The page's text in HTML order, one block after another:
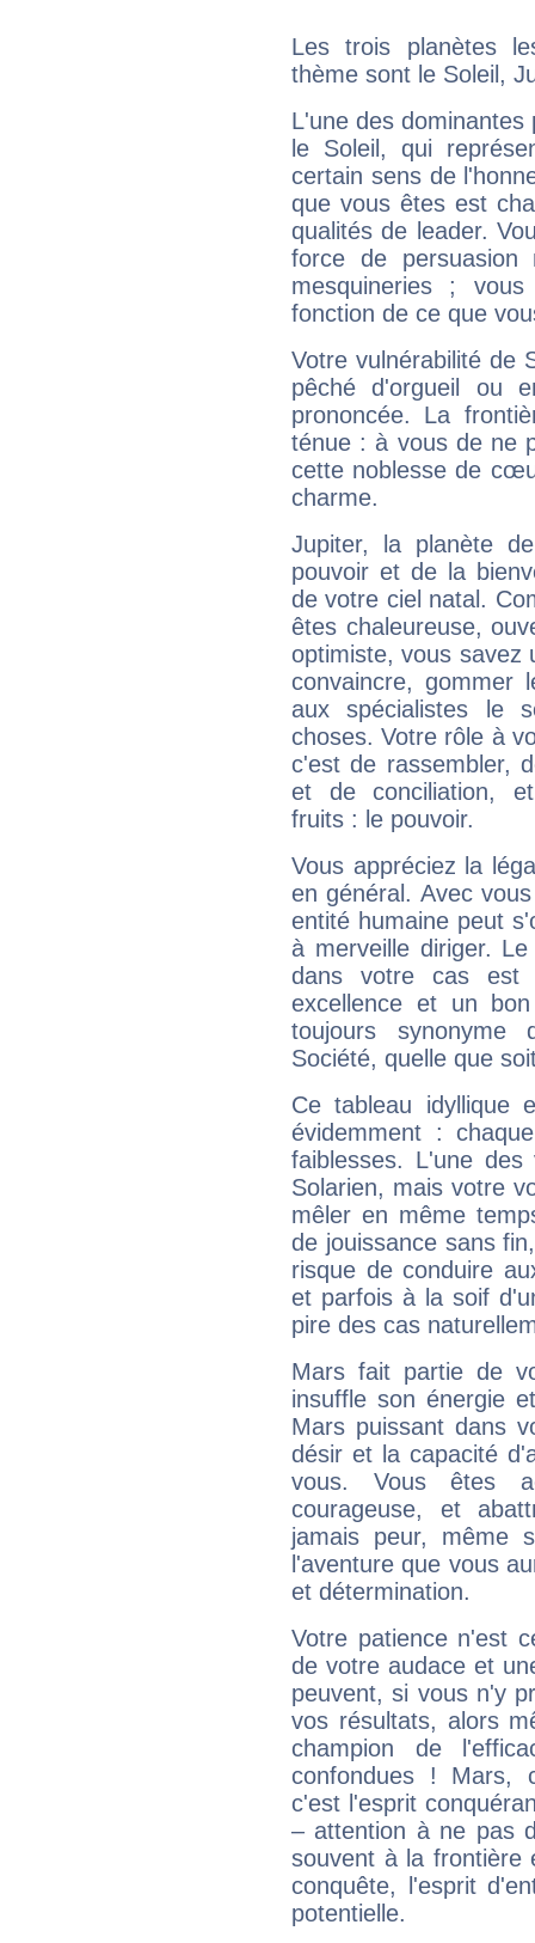
Les trois planètes
thème sont le Soleil,
L'une des
le Soleil, qui
certain sens de
que vous êtes est
qualités de leader.
force de
mesquineries ;
fonction de ce que
Votre vulnérabilité de
pêché d'orgueil ou
prononcée. La
ténue : à vous de ne
cette noblesse de
charme.
Jupiter, la planète
pouvoir et de la
de votre ciel natal.
êtes chaleureuse,
optimiste, vous savez
convaincre, gommer
aux spécialistes le
choses. Votre rôle à
c'est de rassembler,
et de conciliation,
fruits : le pouvoir.
Vous appréciez la
en général. Avec
entité humaine peut
à merveille diriger.
dans votre cas est
excellence et un
toujours synonyme
Société, quelle que
Ce tableau idyllique
évidemment :
faiblesses. L'une
Solarien, mais votre
mêler en même
de jouissance sans
risque de conduire
et parfois à la soif
pire des cas
Mars fait partie de
insuffle son énergie
Mars puissant dans
désir et la capacité
vous. Vous êtes
courageuse, et
jamais peur, même
l'aventure que vous
et détermination.
Votre patience n'est
de votre audace et
peuvent, si vous n'y
vos résultats, alors
champion de
confondues ! Mars,
c'est l'esprit
– attention à ne pas
souvent à la frontière
conquête, l'esprit
potentielle.